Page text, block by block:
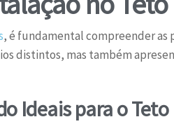
, é fundamental compreender as
distintos, mas também
Ideais para o Teto